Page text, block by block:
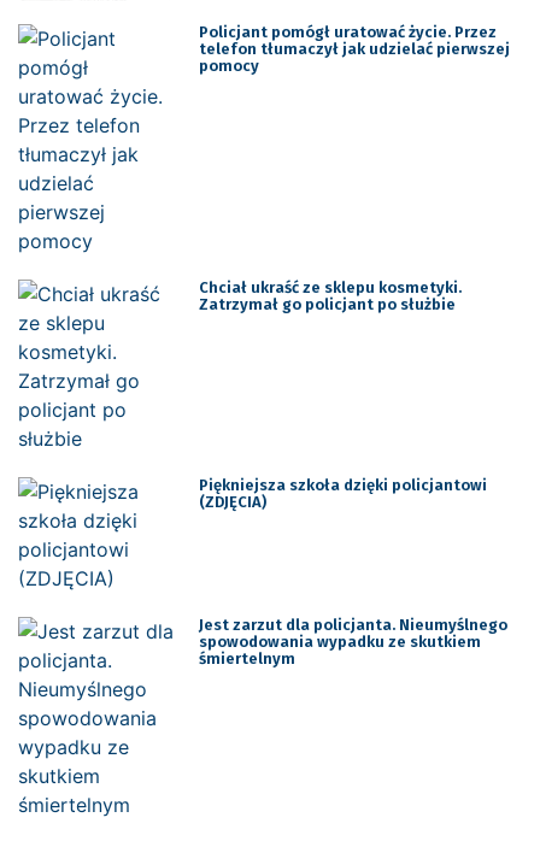
Policjant pomógł uratować życie. Przez
telefon tłumaczył jak udzielać pierwszej
pomocy
Chciał ukraść ze sklepu kosmetyki.
Zatrzymał go policjant po służbie
Piękniejsza szkoła dzięki policjantowi
(ZDJĘCIA)
Jest zarzut dla policjanta. Nieumyślnego
spowodowania wypadku ze skutkiem
śmiertelnym